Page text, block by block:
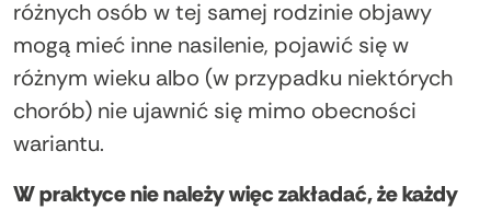
różnych osób w tej samej rodzinie objawy
mogą mieć inne nasilenie, pojawić się w
różnym wieku albo (w przypadku niektórych
chorób) nie ujawnić się mimo obecności
wariantu.
W praktyce nie należy więc zakładać, że każdy